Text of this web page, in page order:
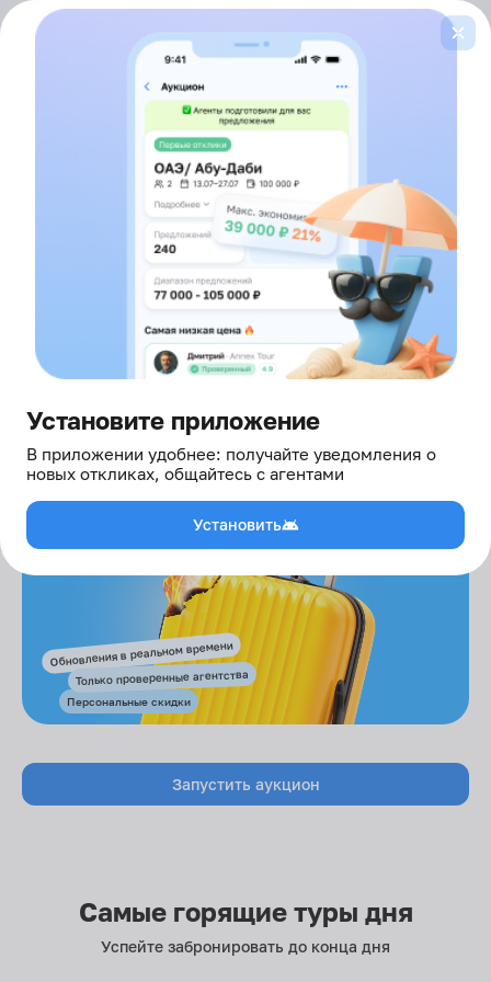
здесь борются за ваш отдых
Горящие турыИндия2 звезды
горящих туров
В ИНДИЮ, ОТЕЛИ 2 ЗВЕЗДЫ
Это не просто туры — это живые офферы
от агентов, которые прямо сейчас в онлайне и готовы
сделать скидку
Запустить аукцион
Обновления в реальном времени
Только проверенные агентства
Персональные скидки
Самые горящие туры дня
Успейте забронировать до конца дня
Установите приложение
В приложении удобнее: получайте уведомления о
новых откликах, общайтесь с агентами
Установить